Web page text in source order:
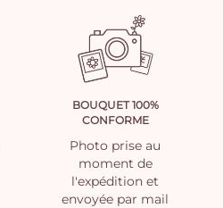
BOUQUET 100%
CONFORME
Photo prise au
moment de
l'expédition et
envoyée par mail